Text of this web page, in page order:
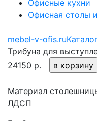
Офисные кухни
Офисная столы
mebel-v-ofis.ruКаталог
Трибуна для
24150 р.
Материал
ЛДСП